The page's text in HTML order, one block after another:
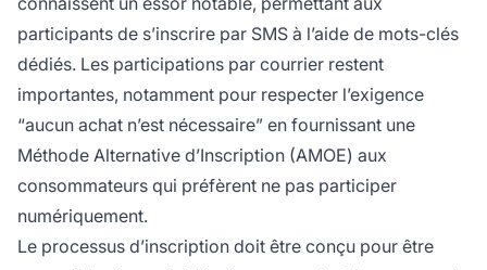
participants de s’inscrire par SMS à l’aide de mots-clés
dédiés. Les participations par courrier restent
importantes, notamment pour respecter l’exigence
“aucun achat n’est nécessaire” en fournissant une
Méthode Alternative d’Inscription (AMOE) aux
consommateurs qui préfèrent ne pas participer
numériquement.
Le processus d’inscription doit être conçu pour être